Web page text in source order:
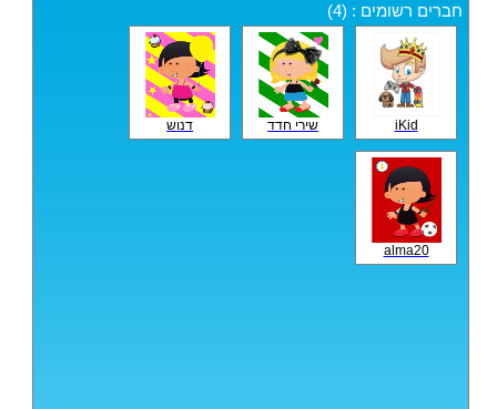
חברים רשומים : (4)
iKid שירי חדד דנוש
alma20